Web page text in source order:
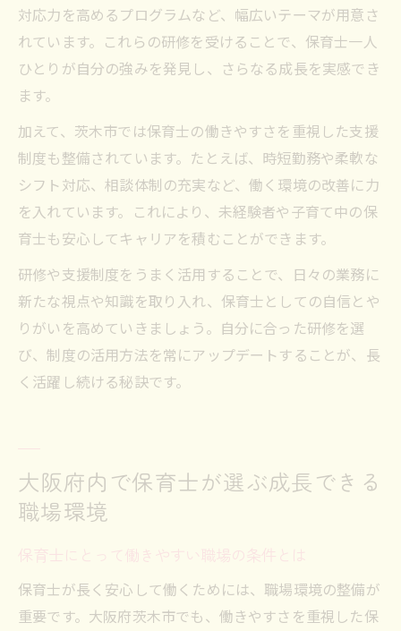
対応力を高めるプログラムなど、幅広いテーマが用意さ
れています。これらの研修を受けることで、保育士一人
ひとりが自分の強みを発見し、さらなる成長を実感でき
ます。
加えて、茨木市では保育士の働きやすさを重視した支援
制度も整備されています。たとえば、時短勤務や柔軟な
シフト対応、相談体制の充実など、働く環境の改善に力
を入れています。これにより、未経験者や子育て中の保
育士も安心してキャリアを積むことができます。
研修や支援制度をうまく活用することで、日々の業務に
新たな視点や知識を取り入れ、保育士としての自信とや
りがいを高めていきましょう。自分に合った研修を選
び、制度の活用方法を常にアップデートすることが、長
く活躍し続ける秘訣です。
大阪府内で保育士が選ぶ成長できる
職場環境
保育士にとって働きやすい職場の条件とは
保育士が長く安心して働くためには、職場環境の整備が
重要です。大阪府茨木市でも、働きやすさを重視した保